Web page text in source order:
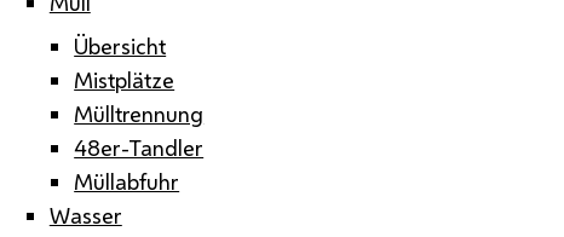
Übersicht
Mistplätze
Mülltrennung
48er-Tandler
Müllabfuhr
Wasser